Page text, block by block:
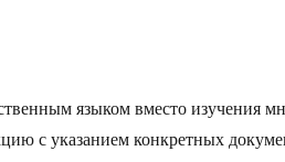
языком вместо
с указанием конкретных